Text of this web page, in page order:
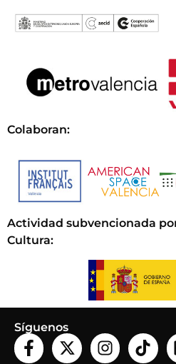
Colaboran:
Actividad subvencionada
Cultura:
Síguenos